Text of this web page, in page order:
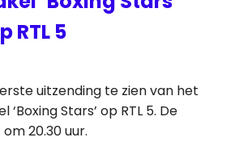
RTL 5
uitzending te zien van het
Stars’ op RTL 5. De
20.30 uur.